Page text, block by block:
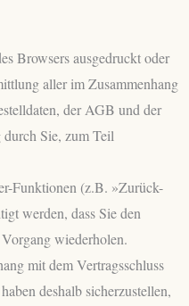
Browsers ausgedruckt oder
aller im Zusammenhang
der AGB und der
Sie, zum Teil
Funktionen (z.B. »Zurück-
werden, dass Sie den
wiederholen.
mit dem Vertragsschluss
deshalb sicherzustellen,